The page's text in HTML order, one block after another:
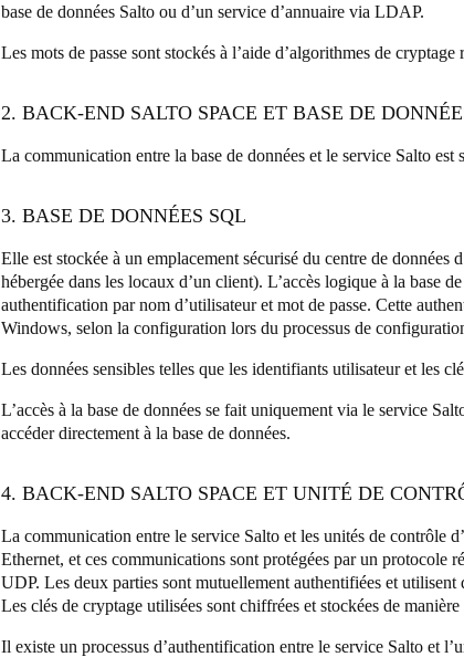
base de données Salto ou d’un service d’annuaire via LDAP.
Les mots de passe sont stockés à l’aide d’algorithmes de cryptage
2. BACK-END SALTO SPACE ET BASE DE
La communication entre la base de données et le service Salto est
3. BASE DE DONNÉES SQL
Elle est stockée à un emplacement sécurisé du centre de données
hébergée dans les locaux d’un client). L’accès logique à la base
authentification par nom d’utilisateur et mot de passe. Cette
Windows, selon la configuration lors du processus de
Les données sensibles telles que les identifiants utilisateur et les
L’accès à la base de données se fait uniquement via le service
accéder directement à la base de données.
4. BACK-END SALTO SPACE ET UNITÉ DE
La communication entre le service Salto et les unités de contrôle
Ethernet, et ces communications sont protégées par un protocole
UDP. Les deux parties sont mutuellement authentifiées et utilisent
Les clés de cryptage utilisées sont chiffrées et stockées de manière
Il existe un processus d’authentification entre le service Salto et